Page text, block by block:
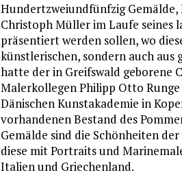
Hundertzweiundfünfzig
Christoph Müller im Laufe seines
präsentiert werden sollen, wo
künstlerischen, sondern auch
hatte der in Greifswald geborene
Malerkollegen Philipp Otto
Dänischen Kunstakademie in
vorhandenen Bestand des
Gemälde sind die Schönheiten
diese mit Portraits und
Italien und Griechenland.